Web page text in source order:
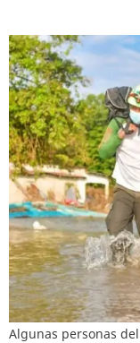
Algunas personas